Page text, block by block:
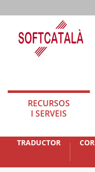
RECURSOS
I SERVEIS
TRADUCTOR